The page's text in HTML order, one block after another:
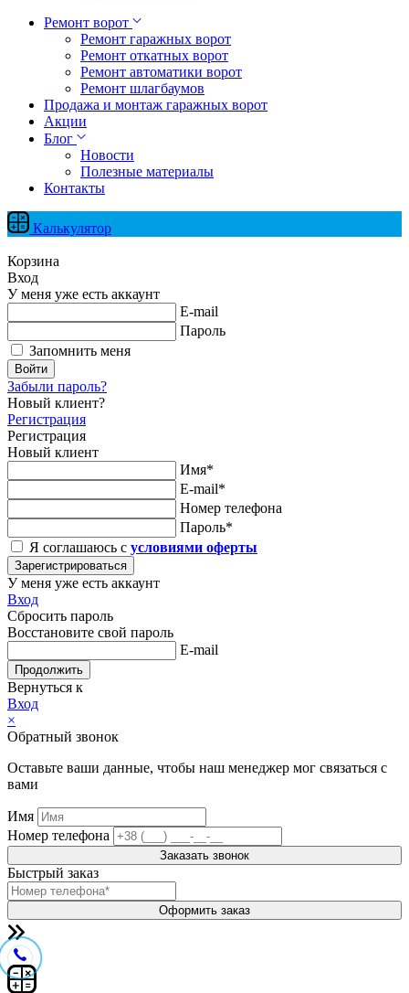
Ремонт ворот
Ремонт гаражных ворот
Ремонт откатных ворот
Ремонт автоматики ворот
Ремонт шлагбаумов
Продажа и монтаж гаражных ворот
Акции
Блог
Новости
Полезные материалы
Контакты
Калькулятор
Корзина
Вход
У меня уже есть аккаунт
E-mail
Пароль
Запомнить меня
Войти
Забыли пароль?
Новый клиент?
Регистрация
Регистрация
Новый клиент
Имя*
E-mail*
Номер телефона
Пароль*
Я соглашаюсь с условиями оферты
Зарегистрироваться
У меня уже есть аккаунт
Вход
Сбросить пароль
Восстановите свой пароль
E-mail
Продолжить
Вернуться к
Вход
×
Обратный звонок
Оставьте ваши данные, чтобы наш менеджер мог связаться с
вами
Имя
Номер телефона
Заказать звонок
Быстрый заказ
Оформить заказ